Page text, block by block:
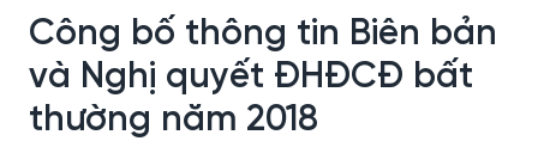
Công bố thông tin Biên bản
và Nghị quyết ĐHĐCĐ bất
thường năm 2018